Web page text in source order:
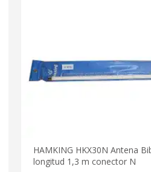
HAMKING HKX30N Antena
longitud 1,3 m conector N